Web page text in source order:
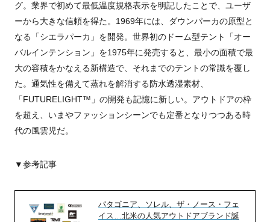
グ。業界で初めて最低温度規格表示を明記したことで、ユーザ
ーから大きな信頼を得た。1969年には、ダウンパーカの原型と
なる「シエラパーカ」を開発。世界初のドーム型テント「オー
バルインテンション」を1975年に発売すると、最小の面積で最
大の容積をかなえる新構造で、それまでのテントの常識を覆し
た。通気性を備えて蒸れを解消する防水透湿素材、
「FUTURELIGHT™ 」の開発も記憶に新しい。アウトドアの枠
を超え、いまやファッションシーンでも定番となりつつある時
代の風雲児だ。
▼参考記事
パタゴニア、ソレル、ザ・ノース・フェ
イス…北米の人気アウトドアブランド誕